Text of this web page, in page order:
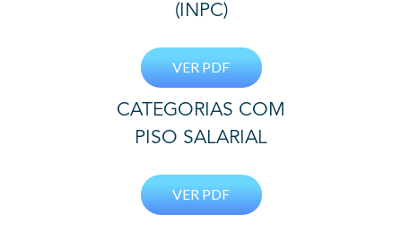
(INPC)
VER PDF
CATEGORIAS COM
PISO SALARIAL
VER PDF